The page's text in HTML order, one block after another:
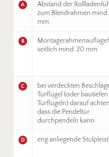
A
Abstand der
zum Blendrahmen mind.
mm
B
seitlich mind. 20 mm
C
bei verdeckten
Türflügel (oder bautiefen
Türflügeln) darauf
dass die Pendeltür
durchpendeln kann
D eng anliegende